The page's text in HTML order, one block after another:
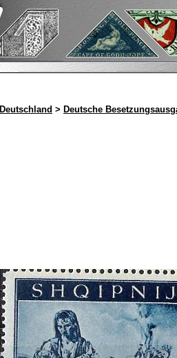
Deutschland > Deutsche